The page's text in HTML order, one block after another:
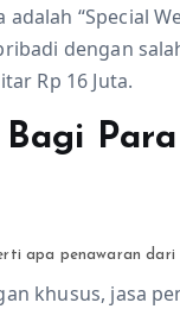
“Special
dengan
Rp 16 Juta.
apa penawaran dari
khusus, jasa